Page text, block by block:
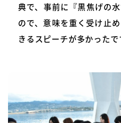
典で、事前に『黒焦げの
ので、意味を重く受け止
きるスピーチが多かったで